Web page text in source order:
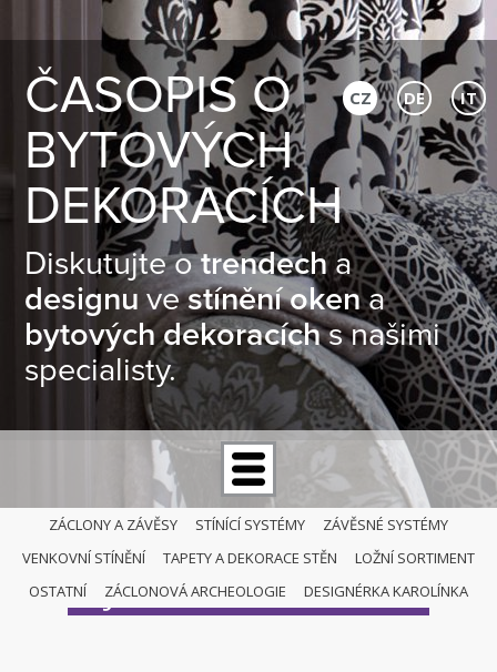
ČASOPIS O
BYTOVÝCH
DEKORACÍCH
Diskutujte otrendecha
designuvestínění okena
bytových dekoracíchs našimi
specialisty.
CZ DE IT
ZÁCLONY A ZÁVĚSY STÍNÍCÍ SYSTÉMY
ZÁVĚSNÉ SYSTÉMY
VENKOVNÍ STÍNĚNÍ
TAPETY A DEKORACE STĚN
LOŽNÍ SORTIMENT
OSTATNÍ
ZÁCLONOVÁ ARCHEOLOGIE DESIGNÉRKA KAROLÍNKA
JAPONSKÉ STĚNY